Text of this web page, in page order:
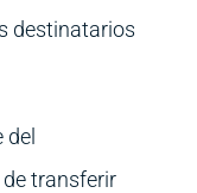
destinatarios
del
transferir